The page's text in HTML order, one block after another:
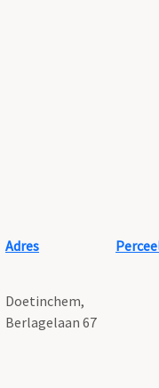
Adres
Doetinchem,
Berlagelaan 67